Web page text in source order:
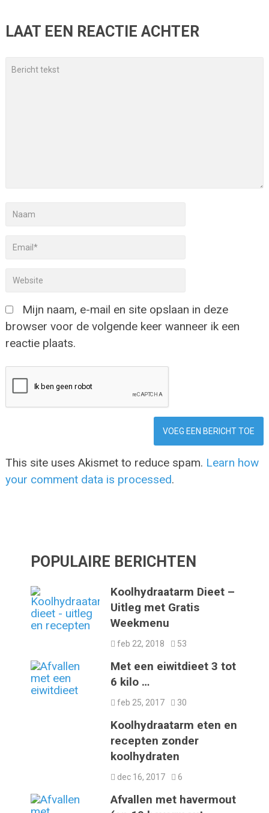
LAAT EEN REACTIE ACHTER
Mijn naam, e-mail en site opslaan in deze
browser voor de volgende keer wanneer ik een
reactie plaats.
This site uses Akismet to reduce spam. Learn how
your comment data is processed.
POPULAIRE BERICHTEN
Koolhydraatarm Dieet –
Uitleg met Gratis
Weekmenu
feb 22, 2018 53
Met een eiwitdieet 3 tot
6 kilo …
feb 25, 2017 30
Koolhydraatarm eten en
recepten zonder
koolhydraten
dec 16, 2017 6
Afvallen met havermout